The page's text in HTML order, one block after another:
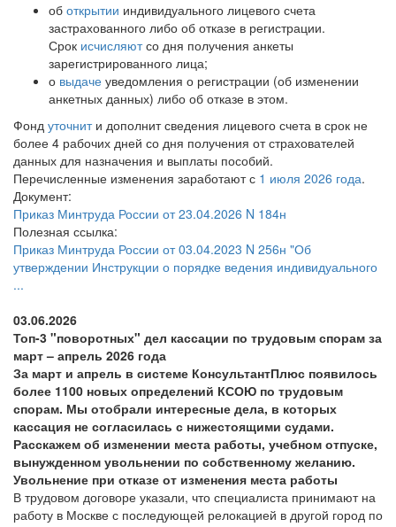
об открытии индивидуального лицевого счета
застрахованного либо об отказе в регистрации.
Срок исчисляютсо дня получения анкеты
зарегистрированного лица;
о выдаче уведомления о регистрации (об изменении
анкетных данных) либо об отказе в этом.
Фонд уточнити дополнит сведения лицевого счета в срок не
более 4 рабочих дней со дня получения от страхователей
данных для назначения и выплаты пособий.
Перечисленные изменения заработают с 1 июля 2026 года.
Документ:
Приказ Минтруда России от 23.04.2026 N 184н
Полезная ссылка:
Приказ Минтруда России от 03.04.2023 N 256н "Об
утверждении Инструкции о порядке ведения индивидуального
...
03.06.2026
Топ-3 "поворотных" дел кассации по трудовым спорам за
март – апрель 2026 года
За март и апрель в системе КонсультантПлюс появилось
более 1100 новых определений КСОЮ по трудовым
спорам. Мы отобрали интересные дела, в которых
кассация не согласилась с нижестоящими судами.
Расскажем об изменении места работы, учебном отпуске,
вынужденном увольнении по собственному желанию.
Увольнение при отказе от изменения места работы
В трудовом договоре указали, что специалиста принимают на
работу в Москве с последующей релокацией в другой город по